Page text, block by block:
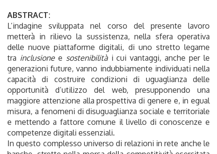
ABSTRACT:
L’indagine sviluppata nel corso del presente lavoro
metterà in rilievo la sussistenza, nella sfera operativa
delle nuove piattaforme digitali, di uno stretto legame
tra inclusionee sostenibilitài cui vantaggi, anche per le
generazioni future, vanno indubbiamente individuati nella
capacità di costruire condizioni di uguaglianza delle
opportunità d’utilizzo del web, presupponendo una
maggiore attenzione alla prospettiva di genere e, in egual
misura, a fenomeni di disuguaglianza sociale e territoriale
e mettendo a fattore comune il livello di conoscenze e
competenze digitali essenziali.
In questo complesso universo di relazioni in rete anche le